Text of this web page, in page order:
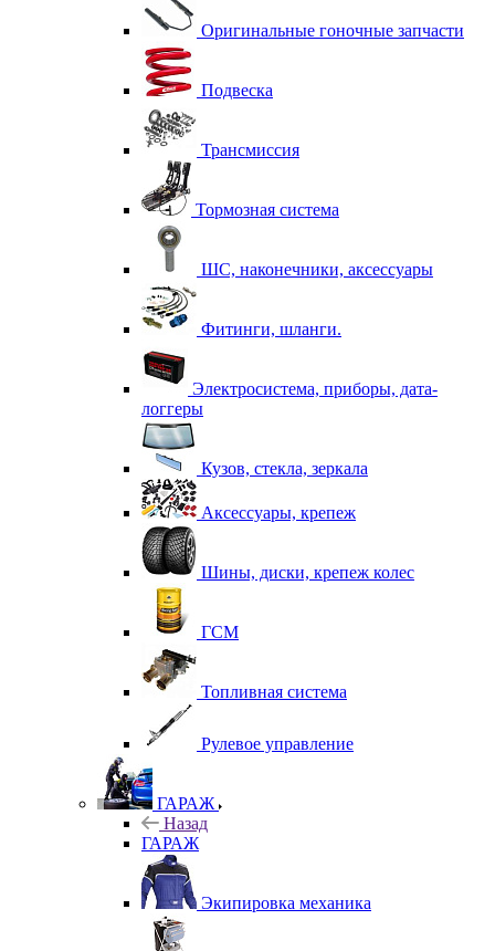
Оригинальные гоночные запчасти
Подвеска
Трансмиссия
Тормозная система
ШС, наконечники, аксессуары
Фитинги, шланги.
Электросистема, приборы, дата-
логгеры
Кузов, стекла, зеркала
Аксессуары, крепеж
Шины, диски, крепеж колес
ГСМ
Топливная система
Рулевое управление
ГАРАЖ
Назад
ГАРАЖ
Экипировка механика